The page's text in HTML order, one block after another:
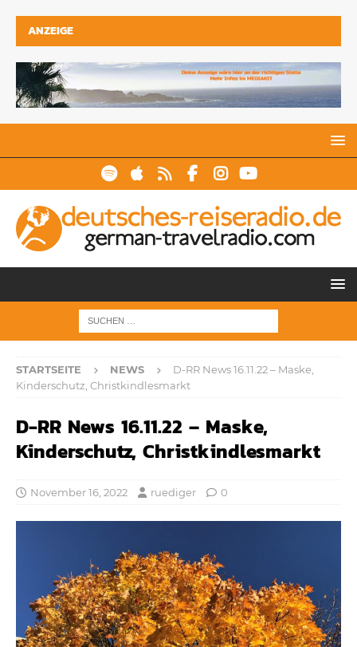
ANZEIGE
STARTSEITE NEWS
D-RR News 16.11.22 – Maske,
Kinderschutz, Christkindlesmarkt
D-RR News 16.11.22 – Maske,
Kinderschutz, Christkindlesmarkt
November 16, 2022 ruediger 0